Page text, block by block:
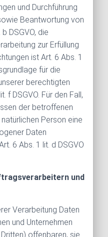
und Durchführung
Beantwortung von
DSGVO, die
zur Erfüllung
ist Art. 6 Abs. 1
für die
berechtigten
f DSGVO. Für den Fall,
der betroffenen
Person eine
Daten
6 Abs. 1 lit. d DSGVO
und
Verarbeitung Daten
und Unternehmen
offenbaren, sie